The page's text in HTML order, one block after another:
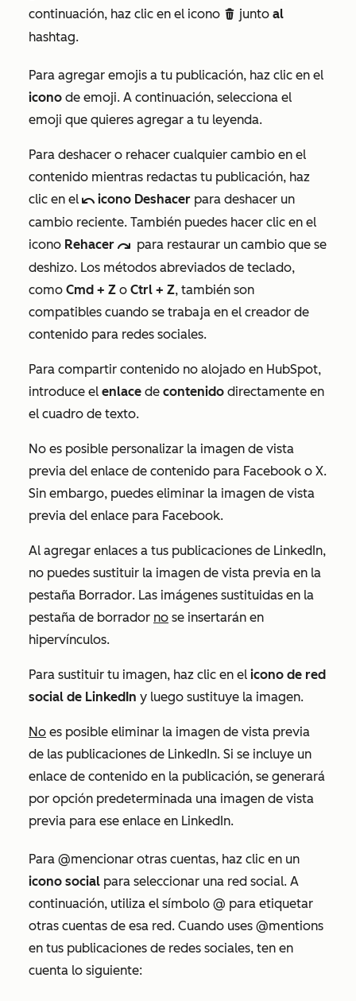
continuación, haz clic en el icono delete junto al
hashtag.
Para agregar emojis a tu publicación, haz clic en el
icono de emoji. A continuación, selecciona el
emoji que quieres agregar a tu leyenda.
Para deshacer o rehacer cualquier cambio en el
contenido mientras redactas tu publicación, haz
clic en el undoIcon icono Deshacer para deshacer un
cambio reciente. También puedes hacer clic en el
icono Rehacer redoIcon para restaurar un cambio que se
deshizo. Los métodos abreviados de teclado,
como Cmd + Z o Ctrl + Z, también son
compatibles cuando se trabaja en el creador de
contenido para redes sociales.
Para compartir contenido no alojado en HubSpot,
introduce el enlace de contenido directamente en
el cuadro de texto.
No es posible personalizar la imagen de vista
previa del enlace de contenido para Facebook o X.
Sin embargo, puedes eliminar la imagen de vista
previa del enlace para Facebook.
Al agregar enlaces a tus publicaciones de LinkedIn,
no puedes sustituir la imagen de vista previa en la
pestaña Borrador. Las imágenes sustituidas en la
pestaña de borrador no se insertarán en
hipervínculos.
Para sustituir tu imagen, haz clic en el icono de red
social de LinkedIn y luego sustituye la imagen.
No es posible eliminar la imagen de vista previa
de las publicaciones de LinkedIn. Si se incluye un
enlace de contenido en la publicación, se generará
por opción predeterminada una imagen de vista
previa para ese enlace en LinkedIn.
Para @mencionar otras cuentas, haz clic en un
icono social para seleccionar una red social. A
continuación, utiliza el símbolo @ para etiquetar
otras cuentas de esa red. Cuando uses @mentions
en tus publicaciones de redes sociales, ten en
cuenta lo siguiente: